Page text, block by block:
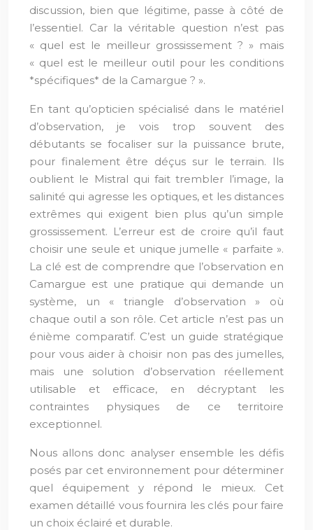
discussion, bien que légitime, passe à côté de
l’essentiel. Car la véritable question n’est pas
« quel est le meilleur grossissement ? » mais
« quel est le meilleur outil pour les conditions
*spécifiques* de la Camargue ? ».
En tant qu’opticien spécialisé dans le matériel
d’observation, je vois trop souvent des
débutants se focaliser sur la puissance brute,
pour finalement être déçus sur le terrain. Ils
oublient le Mistral qui fait trembler l’image, la
salinité qui agresse les optiques, et les distances
extrêmes qui exigent bien plus qu’un simple
grossissement. L’erreur est de croire qu’il faut
choisir une seule et unique jumelle « parfaite ».
La clé est de comprendre que l’observation en
Camargue est une pratique qui demande un
système, un « triangle d’observation » où
chaque outil a son rôle. Cet article n’est pas un
énième comparatif. C’est un guide stratégique
pour vous aider à choisir non pas des jumelles,
mais une solution d’observation réellement
utilisable et efficace, en décryptant les
contraintes physiques de ce territoire
exceptionnel.
Nous allons donc analyser ensemble les défis
posés par cet environnement pour déterminer
quel équipement y répond le mieux. Cet
examen détaillé vous fournira les clés pour faire
un choix éclairé et durable.